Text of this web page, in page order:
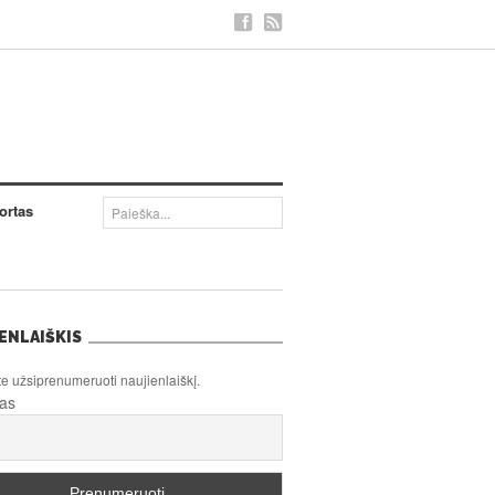
užsiprenumeruoti naujienlaiškį.